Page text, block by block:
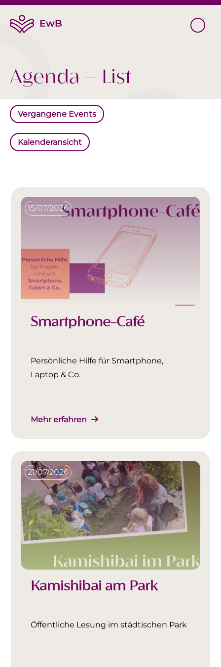
Agenda – List
Vergangene Events
Kalenderansicht
15/07/2026
Smartphone-Café
Persönliche Hilfe für Smartphone,
Laptop & Co.
Mehr erfahren
21/07/2026
Kamishibai am Park
Öffentliche Lesung im städtischen Park